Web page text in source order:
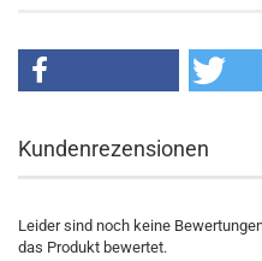
Kundenrezensionen
Leider sind noch keine
das Produkt bewertet.